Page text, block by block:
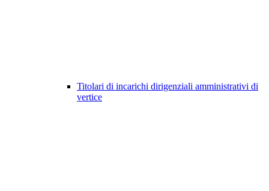
Titolari di incarichi dirigenziali amministrativi di
vertice